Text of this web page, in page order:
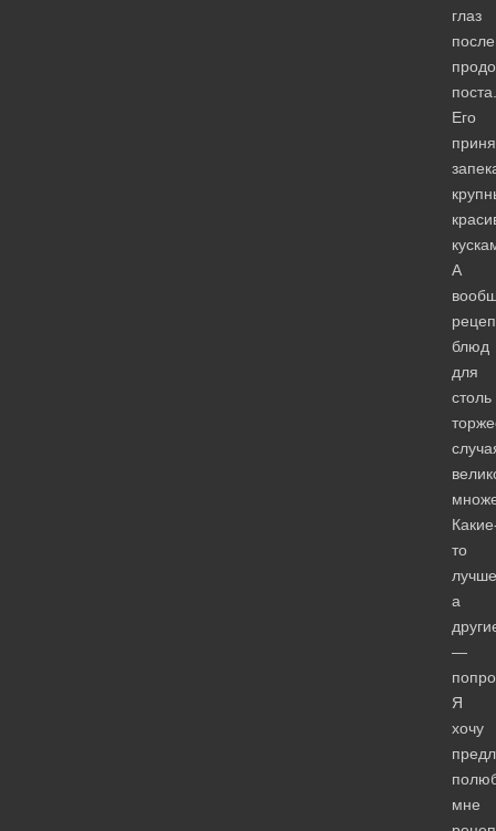
глаз
после
поста.
Его
А
блюд
для
столь
то
а
—
Я
хочу
мне